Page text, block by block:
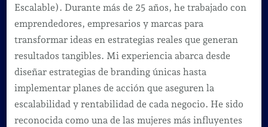
Escalable). Durante más de 25 años, he trabajado con
emprendedores, empresarios y marcas para
transformar ideas en estrategias reales que generan
resultados tangibles. Mi experiencia abarca desde
diseñar estrategias de branding únicas hasta
implementar planes de acción que aseguren la
escalabilidad y rentabilidad de cada negocio. He sido
reconocida como una de las mujeres más influyentes